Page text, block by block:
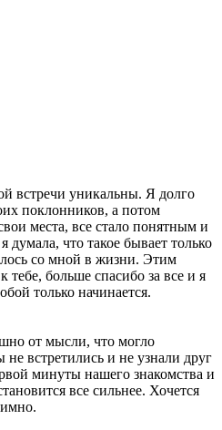
встречи уникальны. Я долго
поклонников, а потом
места, все стало понятным и
что такое бывает только
со мной в жизни. Этим
тебе, больше спасибо за все и я
только начинается.
от мысли, что могло
встретились и не узнали друг
минуты нашего знакомства и
все сильнее. Хочется